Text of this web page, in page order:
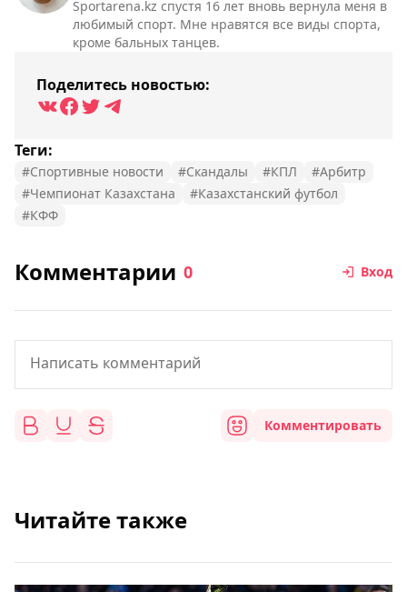
Sportarena.kz спустя 16 лет вновь вернула меня в
любимый спорт. Мне нравятся все виды спорта,
кроме бальных танцев.
Поделитесь новостью:
Теги:
#Спортивные новости #Скандалы #КПЛ
#Арбитр
#Чемпионат Казахстана
#Казахстанский футбол
#КФФ
Комментарии 0 Вход
Комментировать
Читайте также